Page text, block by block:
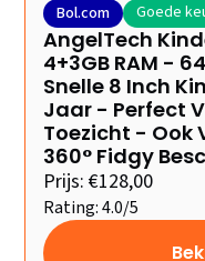
Bol.com Goede
AngelTech
4+3GB RAM -
Snelle 8 Inch
Jaar - Perfect
Toezicht - Ook
360° Fidgy
Prijs: €128,00
Rating: 4.0/5